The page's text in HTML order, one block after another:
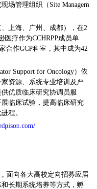
场管理组织（Site Managem
上海、广州、成都），在2
医疗作为CCHRPP成员单
合作GCP科室，其中成为42
Support for Oncology）依
资源、系统专业培训及严
优质临床研究协调员服
临床试验，提高临床研究
程。
面向各大高校定向招募应届
长期系统培养等方式，孵